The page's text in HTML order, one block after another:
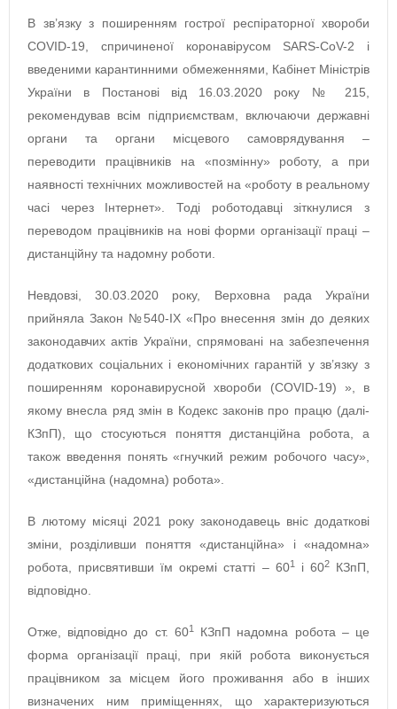
В зв’язку з поширенням гострої респіраторної хвороби
COVID-19, спричиненої коронавірусом SARS-CoV-2 і
введеними карантинними обмеженнями, Кабінет Міністрів
України в Постанові від 16.03.2020 року № 215,
рекомендував всім підприємствам, включаючи державні
органи та органи місцевого самоврядування –
переводити працівників на «позмінну» роботу, а при
наявності технічних можливостей на «роботу в реальному
часі через Інтернет». Тоді роботодавці зіткнулися з
переводом працівників на нові форми організації праці –
дистанційну та надомну роботи.
Невдовзі, 30.03.2020 року, Верховна рада України
прийняла Закон №540-IX «Про внесення змін до деяких
законодавчих актів України, спрямовані на забезпечення
додаткових соціальних і економічних гарантій у зв’язку з
поширенням коронавирусной хвороби (COVID-19) », в
якому внесла ряд змін в Кодекс законів про працю (далі-
КЗпП), що стосуються поняття дистанційна робота, а
також введення понять «гнучкий режим робочого часу»,
«дистанційна (надомна) робота».
В лютому місяці 2021 року законодавець вніс додаткові
зміни, розділивши поняття «дистанційна» і «надомна»
робота, присвятивши їм окремі статті – 601і 602КЗпП,
відповідно.
Отже, відповідно до ст. 601КЗпП надомна робота – це
форма організації праці, при якій робота виконується
працівником за місцем його проживання або в інших
визначених ним приміщеннях, що характеризуються